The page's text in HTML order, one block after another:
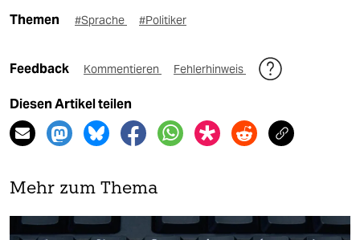
Themen #Sprache #Politiker
Feedback Kommentieren Fehlerhinweis
Diesen Artikel teilen
Mehr zum Thema